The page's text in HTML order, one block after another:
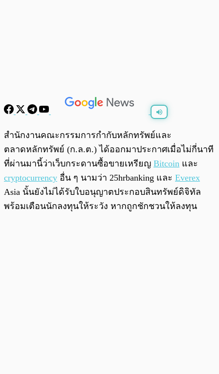
สำนักงานคณะกรรมการกำกับหลักทรัพย์และ
ตลาดหลักทรัพย์ (ก.ล.ต.) ได้ออกมาประกาศเมื่อไม่กี่นาที
ที่ผ่านมานี้ว่าเว็บกระดานซื้อขายเหรียญ Bitcoin และ
cryptocurrency อื่น ๆ นามว่า 25hrbanking และ Everex
Asia นั้นยังไม่ได้รับใบอนุญาตประกอบสินทรัพย์ดิจิทัล
พร้อมเตือนนักลงทุนให้ระวัง หากถูกชักชวนให้ลงทุน